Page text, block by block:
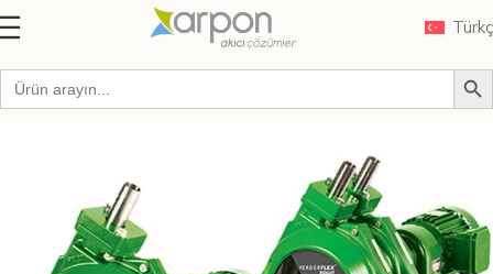
Ana Sayfa Markalar